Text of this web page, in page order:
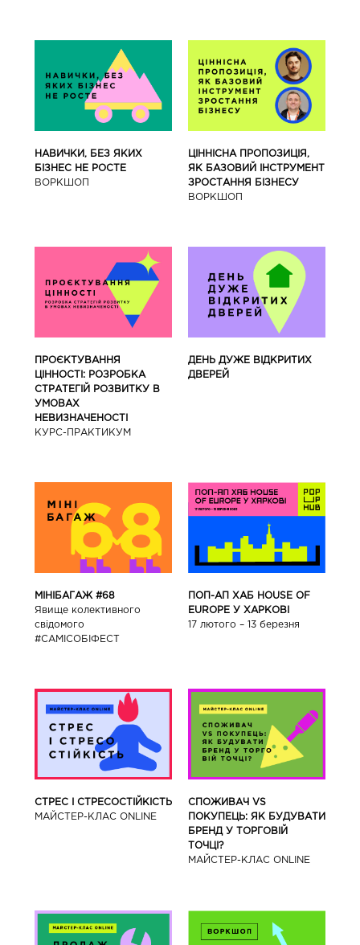
НАВИЧКИ, БЕЗ ЯКИХ
БІЗНЕС НЕ РОСТЕ
ВОРКШОП
ЦІННІСНА ПРОПОЗИЦІЯ,
ЯК БАЗОВИЙ ІНСТРУМЕНТ
ЗРОСТАННЯ БІЗНЕСУ
ВОРКШОП
ПРОЄКТУВАННЯ
ЦІННОСТІ: РОЗРОБКА
СТРАТЕГІЙ РОЗВИТКУ В
УМОВАХ
НЕВИЗНАЧЕНОСТІ
КУРС-ПРАКТИКУМ
ДЕНЬ ДУЖЕ ВІДКРИТИХ
ДВЕРЕЙ
МІНІБАГАЖ #68
Явище колективного
свідомого
#САМІСОБІФЕСТ
ПОП-АП ХАБ HOUSE OF
EUROPE У ХАРКОВІ
17 лютого – 13 березня
СТРЕС І СТРЕСОСТІЙКІСТЬ
МАЙСТЕР-КЛАС ONLINE
СПОЖИВАЧ VS
ПОКУПЕЦЬ: ЯК БУДУВАТИ
БРЕНД У ТОРГОВІЙ
ТОЧЦІ?
МАЙСТЕР-КЛАС ONLINE